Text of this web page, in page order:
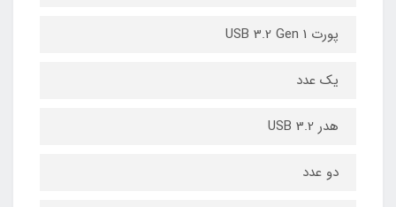
پورت USB 3.2 Gen 1
یک عدد
هدر USB 3.2
دو عدد